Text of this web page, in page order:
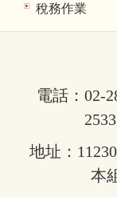
稅務作業
電話：02-
地址：
本